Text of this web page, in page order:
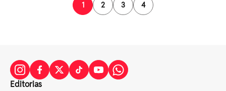
1
2 3 4
Editorias